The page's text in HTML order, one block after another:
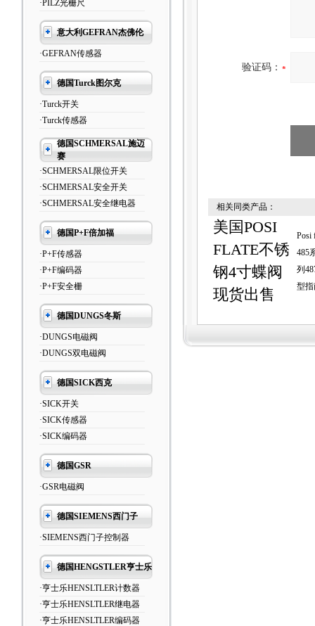
·PILZ光栅尺
意大利GEFRAN杰佛伦
·GEFRAN传感器
德国Turck图尔克
·Turck开关
·Turck传感器
德国SCHMERSAL施迈
赛
·SCHMERSAL限位开关
·SCHMERSAL安全开关
·SCHMERSAL安全继电器
德国P+F倍加福
·P+F传感器
·P+F编码器
·P+F安全栅
德国DUNGS冬斯
·DUNGS电磁阀
·DUNGS双电磁阀
德国SICK西克
·SICK开关
·SICK传感器
·SICK编码器
德国GSR
·GSR电磁阀
德国SIEMENS西门子
·SIEMENS西门子控制器
德国HENGSTLER亨士乐
·亨士乐HENSLTLER计数器
·亨士乐HENSLTLER继电器
·亨士乐HENSLTLER编码器
验证码：
相关同类产品：
美国POSI
FLATE不锈
钢4寸蝶阀
现货出售
Posi
485
列
型